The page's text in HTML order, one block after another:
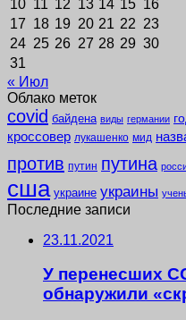
10 11 12 13 14 15 16
17 18 19 20 21 22 23
24 25 26 27 28 29 30
31
« Июл
Облако меток
covid байдена виды германии
кроссовер лукашенко мид
против путин путина
сша украине украины
Последние записи
23.11.2021
У перенесших
обнаружили